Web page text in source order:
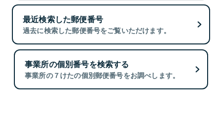
最近検索した郵便番号
過去に検索した郵便番号をご覧いただけます。
事業所の個別番号を検索する
事業所の７けたの個別郵便番号をお調べします。